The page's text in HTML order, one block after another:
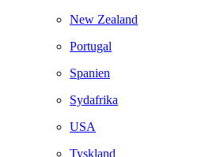
New Zealand
Portugal
Spanien
Sydafrika
USA
Tyskland